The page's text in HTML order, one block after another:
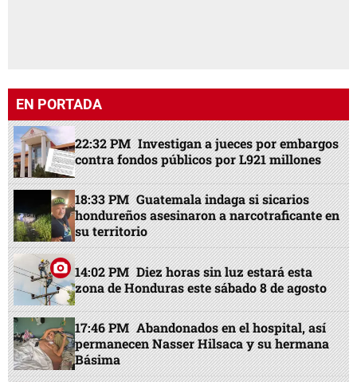
EN PORTADA
22:32 PM Investigan a jueces por embargos
contra fondos públicos por L921 millones
18:33 PM Guatemala indaga si sicarios
hondureños asesinaron a narcotraficante en
su territorio
14:02 PM Diez horas sin luz estará esta
zona de Honduras este sábado 8 de agosto
17:46 PM Abandonados en el hospital, así
permanecen Nasser Hilsaca y su hermana
Básima